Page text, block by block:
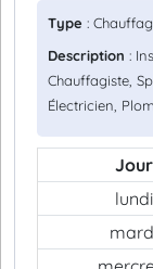
Type :
Description :
Chauffagiste,
Électricien,
Jour
lundi